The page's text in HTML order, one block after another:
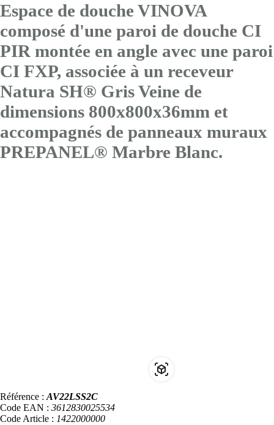
Espace de douche VINOVA
composé d'une paroi de douche CI
PIR montée en angle avec une paroi
CI FXP, associée à un receveur
Natura SH® Gris Veine de
dimensions 800x800x36mm et
accompagnés de panneaux muraux
PREPANEL® Marbre Blanc.
Référence : AV22LSS2C
Code EAN : 3612830025534
Code Article : 1422000000